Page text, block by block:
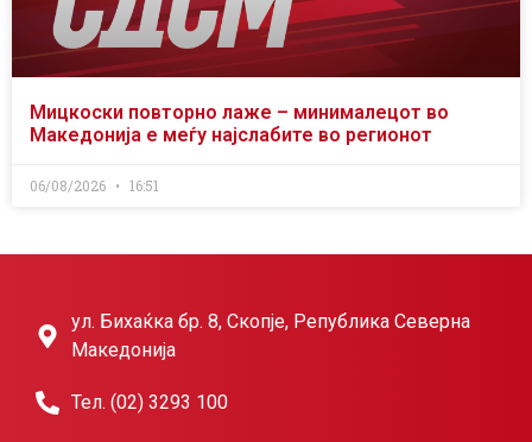
Мицкоски повторно лаже – минималецот во
Македонија е меѓу најслабите во регионот
06/08/2026 16:51
ул. Бихаќка бр. 8, Скопје, Република Северна
Македонија
Тел. (02) 3293 100